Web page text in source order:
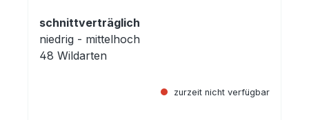
schnittverträglich
niedrig - mittelhoch
48 Wildarten
zurzeit nicht verfügbar